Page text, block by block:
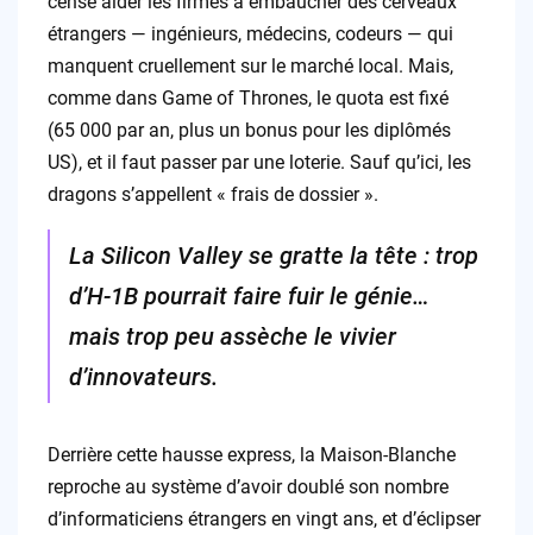
étrangers — ingénieurs, médecins, codeurs — qui
manquent cruellement sur le marché local. Mais,
comme dans Game of Thrones, le quota est fixé
(65 000 par an, plus un bonus pour les diplômés
US), et il faut passer par une loterie. Sauf qu’ici, les
dragons s’appellent « frais de dossier ».
La Silicon Valley se gratte la tête : trop
d’H-1B pourrait faire fuir le génie…
mais trop peu assèche le vivier
d’innovateurs.
Derrière cette hausse express, la Maison-Blanche
reproche au système d’avoir doublé son nombre
d’informaticiens étrangers en vingt ans, et d’éclipser